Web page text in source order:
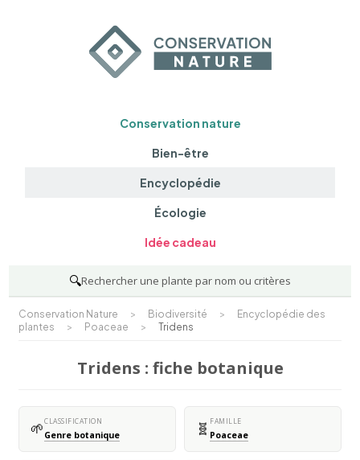
Conservation nature
Bien-être
Encyclopédie
Écologie
Idée cadeau
🔍Rechercher une plante par nom ou critères
Conservation Nature > Biodiversité >
Encyclopédie des
plantes
> Poaceae > Tridens
Tridens : fiche botanique
🌱CLASSIFICATION
Genre botanique 🧬 FAMILLE
Poaceae